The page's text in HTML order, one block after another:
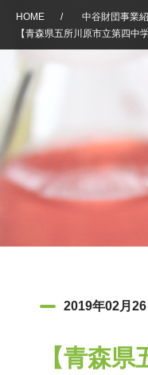
HOME / 中谷財団事業
【青森県五所川原市立第四
2019年02月26
【青森